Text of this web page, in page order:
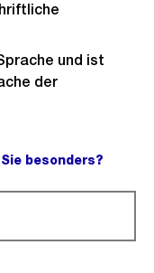
und ist
der
besonders?